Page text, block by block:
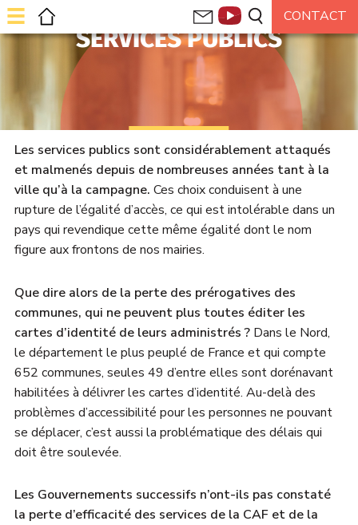
SERVICES PUBLICS
Les services publics sont considérablement attaqués
et malmenés depuis de nombreuses années tant à la
ville qu’à la campagne. Ces choix conduisent à une
rupture de l’égalité d’accès, ce qui est intolérable dans un
pays qui revendique cette même égalité dont le nom
figure aux frontons de nos mairies.
Que dire alors de la perte des prérogatives des
communes, qui ne peuvent plus toutes éditer les
cartes d’identité de leurs administrés ? Dans le Nord,
le département le plus peuplé de France et qui compte
652 communes, seules 49 d’entre elles sont dorénavant
habilitées à délivrer les cartes d’identité. Au-delà des
problèmes d’accessibilité pour les personnes ne pouvant
se déplacer, c’est aussi la problématique des délais qui
doit être soulevée.
Les Gouvernements successifs n’ont-ils pas constaté
la perte d’efficacité des services de la CAF et de la